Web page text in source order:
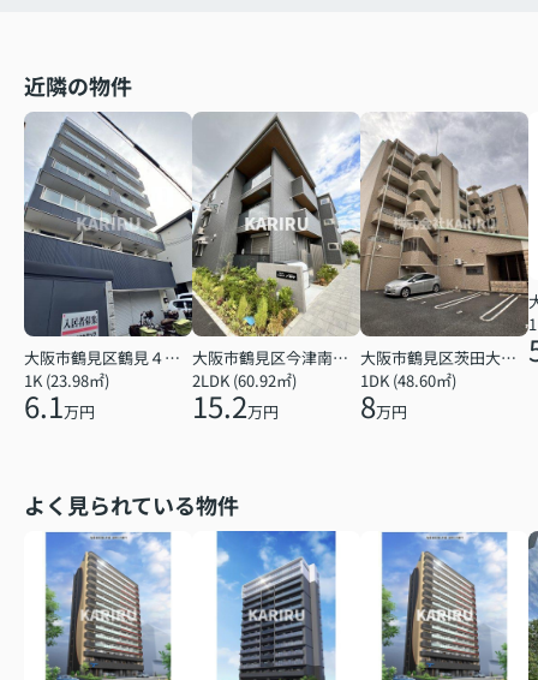
近隣の物件
大阪市鶴見区鶴見４丁目
1K (23.98㎡)
6.1万円
大阪市鶴見区今津南４丁目
2LDK (60.92㎡)
15.2万円
大阪市鶴見区茨田大宮１丁目
1DK (48.60㎡)
8万円
よく見られている物件